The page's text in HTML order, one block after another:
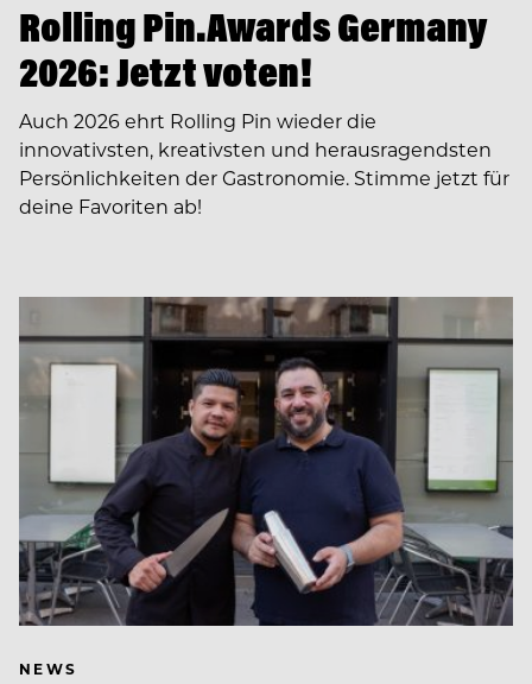
Rolling Pin.Awards Germany
2026: Jetzt voten!
Auch 2026 ehrt Rolling Pin wieder die
innovativsten, kreativsten und herausragendsten
Persönlichkeiten der Gastronomie. Stimme jetzt für
deine Favoriten ab!
NEWS